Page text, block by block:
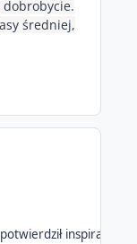
dobrobycie.
średniej,
ta gra wygląda w dodatku